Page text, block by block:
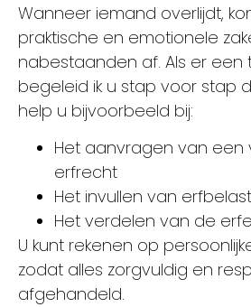
Wanneer iemand overlijdt,
praktische en emotionele
nabestaanden af. Als er een
begeleid ik u stap voor stap
help u bijvoorbeeld bij:
Het aanvragen van een
erfrecht
Het invullen van
Het verdelen van de
U kunt rekenen op
zodat alles zorgvuldig en
afgehandeld.